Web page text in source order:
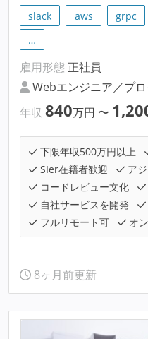
slack aws grpc
…
雇用形態 正社員
Webエンジニア／プ
年収 840万円 〜
下限年収500万円以上
SIer在籍者歓迎
ア
コードレビュー文化
自社サービスを開発
フルリモート可
オ
8ヶ月前更新